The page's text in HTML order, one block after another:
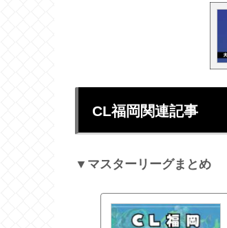
CL福岡関連記事
▼マスターリーグまとめ